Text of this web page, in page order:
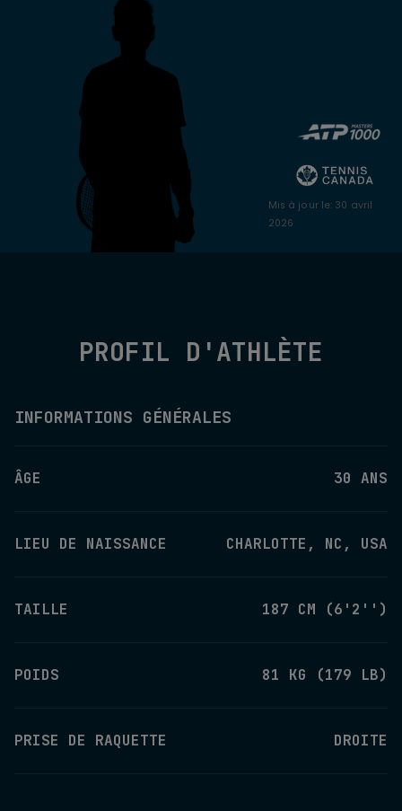
Mis à jour le: 30 avril
2026
PROFIL D'ATHLÈTE
INFORMATIONS GÉNÉRALES
ÂGE 30 ANS
LIEU DE NAISSANCE CHARLOTTE, NC, USA
TAILLE 187 CM (6'2'')
POIDS 81 KG (179 LB)
PRISE DE RAQUETTE DROITE